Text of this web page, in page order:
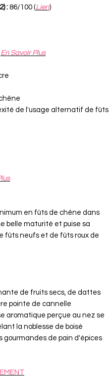
: 86/100 (Lien)
En Savoir Plus
de l'usage alternatif de fûts
en fûts de chêne dans
belle maturité et puise sa
fûts neufs et de fûts roux de
de fruits secs, de dattes
pointe de cannelle
aromatique perçue au nez se
la noblesse de boisé
gourmandes de pain d'épices